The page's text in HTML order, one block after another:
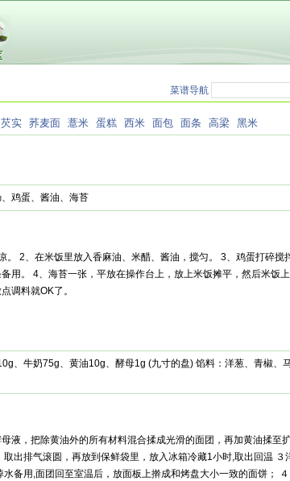
菜谱导航
芡实 荞麦面 薏米 蛋糕 西米 面包 面条 高梁 黑米
鸡蛋、酱油、海苔
。 2、在米饭里放入香麻油、米醋、酱油，搅匀。 3、鸡蛋打碎搅
用。 4、海苔一张，平放在操作台上，放上米饭摊平，然后米饭
调料就OK了。
、牛奶75g、黄油10g、酵母1g (九寸的盘) 馅料：洋葱、青椒、马
液，把除黄油外的所有材料混合揉成光滑的面团，再加黄油揉至
出排气滚圆，再放到保鲜袋里，放入冰箱冷藏1小时,取出回温 ３
备用,面团回至室温后，放面板上擀成和烤盘大小一致的面饼；